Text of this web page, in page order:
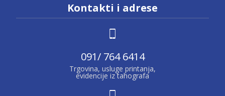
Kontakti i adrese
091/ 764 6414
Trgovina, usluge printanja,
evidencije iz tahografa